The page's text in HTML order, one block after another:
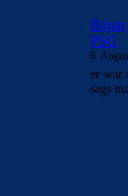
Bojan
PSG
8.
er war
sags